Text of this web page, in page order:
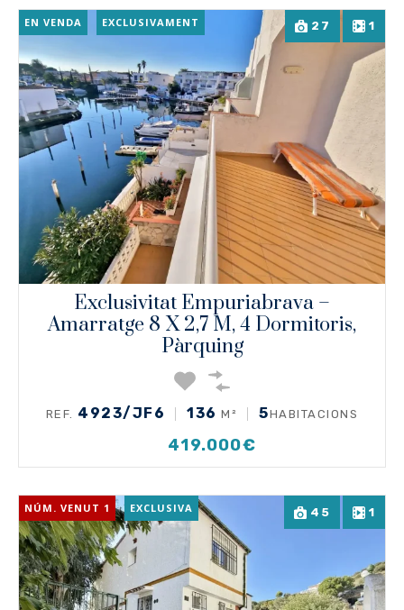
27 1
EN VENDA EXCLUSIVAMENT
Exclusivitat Empuriabrava –
Amarratge 8 X 2,7 M, 4 Dormitoris,
Pàrquing
REF. 4923/JF6 136 M² 5HABITACIONS
419.000€
45 1
NÚM. VENUT 1 EXCLUSIVA